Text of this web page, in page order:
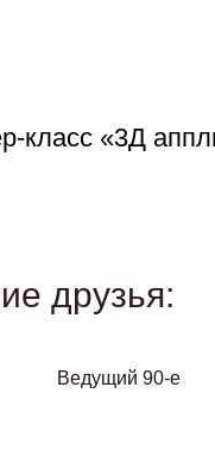
класс «3Д
друзья:
Ведущий 90-е